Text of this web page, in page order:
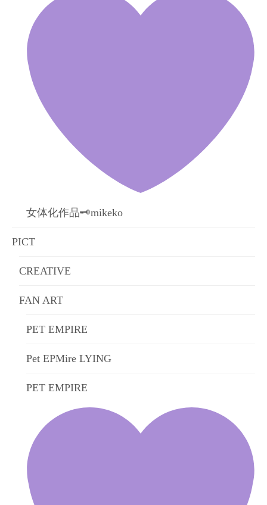
女体化作品🗝mikeko
PICT
CREATIVE
FAN ART
PET EMPIRE
Pet EPMire LYING
PET EMPIRE